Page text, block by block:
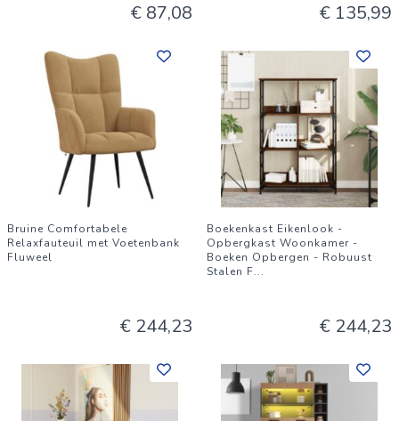
€ 87,08 € 135,99
Bruine Comfortabele
Relaxfauteuil met Voetenbank
Fluweel
€ 244,23
Boekenkast Eikenlook -
Opbergkast Woonkamer -
Boeken Opbergen - Robuust
Stalen F...
€ 244,23